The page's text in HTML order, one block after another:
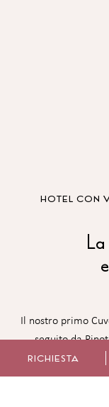
HOTEL CON
Il nostro primo
seguito da
maturano a
Castelletto da
RICHIESTA